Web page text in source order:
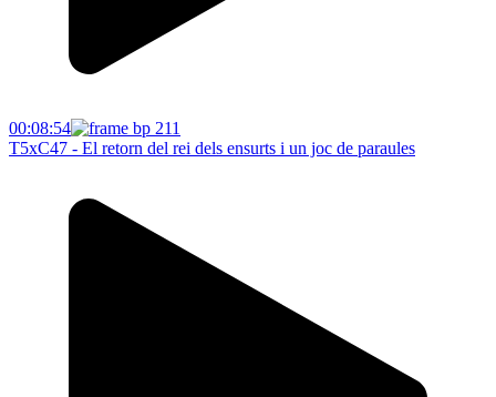
00:08:54
T5xC47 - El retorn del rei dels ensurts i un joc de paraules